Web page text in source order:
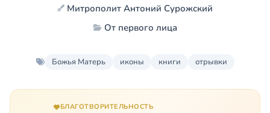
Митрополит Антоний Сурожский
От первого лица
Божья Матерь иконы книги отрывки
БЛАГОТВОРИТЕЛЬНОСТЬ